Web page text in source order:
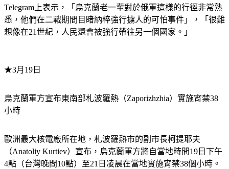
Telegram上表示，「烏克蘭老一輩對於俄軍這樣的行徑非常熟
悉，他們在二戰期間目睹納粹強行擄人的可怕事件」，「很難
想像在21世紀，人民還會被強行帶往另一個國家。」
★3月19日
烏克蘭軍方宣布東南部札波羅熱（Zaporizhzhia）實施宵禁38
小時
歐洲最大核電廠所在地，札波羅熱市的副市長柯提耶夫
（Anatoliy Kurtiev）宣布，烏克蘭軍方將自當地時間19日下午
4點（台灣晚間10點）至21日凌晨在當地實施宵禁38個小時。